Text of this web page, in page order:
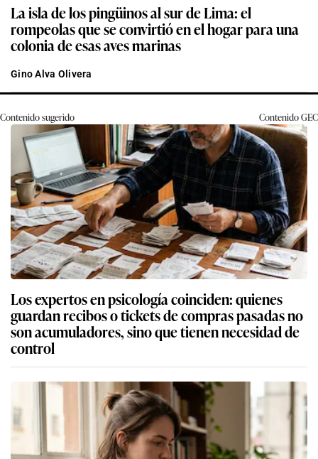
La isla de los pingüinos al sur de Lima: el
rompeolas que se convirtió en el hogar para una
colonia de esas aves marinas
Gino Alva Olivera
Contenido sugerido ContenidoGEC
Los expertos en psicología coinciden: quienes
guardan recibos o tickets de compras pasadas no
son acumuladores, sino que tienen necesidad de
control